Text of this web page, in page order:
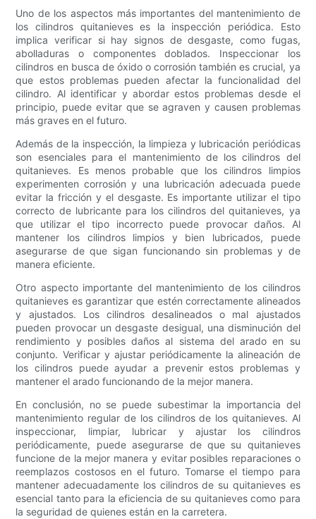
Uno de los aspectos más importantes del mantenimiento de
los cilindros quitanieves es la inspección periódica. Esto
implica verificar si hay signos de desgaste, como fugas,
abolladuras o componentes doblados. Inspeccionar los
cilindros en busca de óxido o corrosión también es crucial, ya
que estos problemas pueden afectar la funcionalidad del
cilindro. Al identificar y abordar estos problemas desde el
principio, puede evitar que se agraven y causen problemas
más graves en el futuro.
Además de la inspección, la limpieza y lubricación periódicas
son esenciales para el mantenimiento de los cilindros del
quitanieves. Es menos probable que los cilindros limpios
experimenten corrosión y una lubricación adecuada puede
evitar la fricción y el desgaste. Es importante utilizar el tipo
correcto de lubricante para los cilindros del quitanieves, ya
que utilizar el tipo incorrecto puede provocar daños. Al
mantener los cilindros limpios y bien lubricados, puede
asegurarse de que sigan funcionando sin problemas y de
manera eficiente.
Otro aspecto importante del mantenimiento de los cilindros
quitanieves es garantizar que estén correctamente alineados
y ajustados. Los cilindros desalineados o mal ajustados
pueden provocar un desgaste desigual, una disminución del
rendimiento y posibles daños al sistema del arado en su
conjunto. Verificar y ajustar periódicamente la alineación de
los cilindros puede ayudar a prevenir estos problemas y
mantener el arado funcionando de la mejor manera.
En conclusión, no se puede subestimar la importancia del
mantenimiento regular de los cilindros de los quitanieves. Al
inspeccionar, limpiar, lubricar y ajustar los cilindros
periódicamente, puede asegurarse de que su quitanieves
funcione de la mejor manera y evitar posibles reparaciones o
reemplazos costosos en el futuro. Tomarse el tiempo para
mantener adecuadamente los cilindros de su quitanieves es
esencial tanto para la eficiencia de su quitanieves como para
la seguridad de quienes están en la carretera.